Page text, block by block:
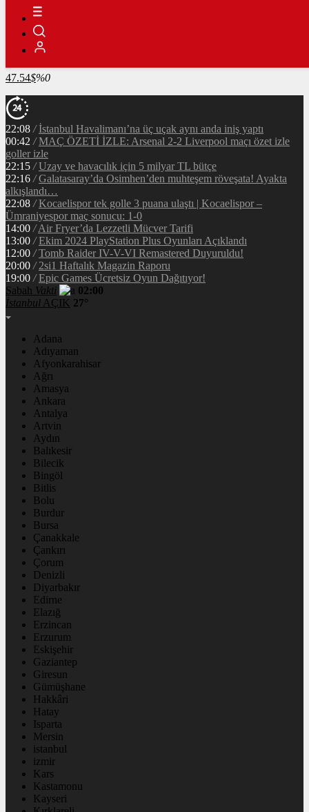
RİPPLE
49.88
%-1.1
TETHER
47.54$%0
22:08 / İstanbul Havalimanı’na üç uçak aynı anda iniş yaptı
00:42 / MAÇ ÖZETİ İZLE: Arsenal 2-2 Liverpool maçı özet izle
goller izle
22:15 / Uzay ve havacılık için 5 milyar TL bütçe
22:16 / Galatasaray’da Osimhen’den muhteşem röveşata! Ayakta
alkışlandı…
22:08 / Kocaelispor tek golle 3 puana ulaştı | Kocaelispor –
Ümraniyespor maç sonucu: 1-0
14:00 / Air Fryer’da Lezzetli Mücver Tarifi
13:00 / Ekim 2024 PlayStation Plus Oyunları Açıklandı
12:00 / Tomb Raider IV-V-VI Remastered Duyuruldu!
20:00 / 2si1 Haftalık Magazin Raporu
19:00 / Epic Games Ücretsiz Oyun Dağıtıyor!
Sabah Vakti
02:00
İstanbul AÇIK 27°
Adana
Adıyaman
Afyonkarahisar
Ağrı
Amasya
Ankara
Antalya
Artvin
Aydın
Balıkesir
Bilecik
Bingöl
Bitlis
Bolu
Burdur
Bursa
Çanakkale
Çankırı
Çorum
Denizli
Diyarbakır
Edirne
Elazığ
Erzincan
Erzurum
Eskişehir
Gaziantep
Giresun
Gümüşhane
Hakkâri
Hatay
Isparta
Mersin
istanbul
izmir
Kars
Kastamonu
Kayseri